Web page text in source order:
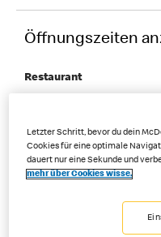
Öffnungszeiten
Restaurant
Di
Tuesday 09:00 - 00:00
Letzter Schritt, bevor du dein
Cookies für eine optimale
dauert nur eine Sekunde und
mehr über Cookies wisse.